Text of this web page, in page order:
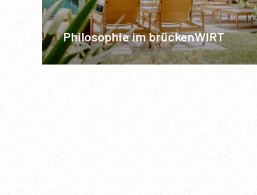
Philosophie im brückenWIRT